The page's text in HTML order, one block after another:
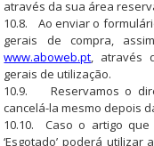
através da sua área
10.8. Ao enviar o
gerais de compra,
www.aboweb.pt, através
gerais de utilização.
10.9. Reservamos o
cancelá-la mesmo depois
10.10. Caso o artigo
‘Esgotado’ poderá